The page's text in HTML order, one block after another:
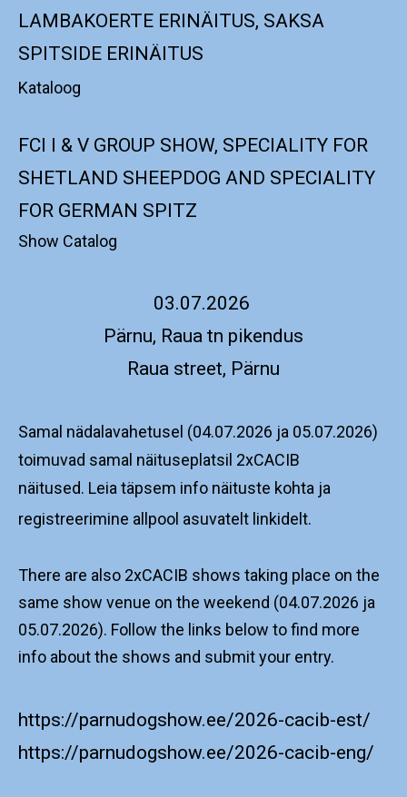
LAMBAKOERTE ERINÄITUS, SAKSA
SPITSIDE ERINÄITUS
Kataloog
FCI I & V GROUP SHOW, SPECIALITY FOR
SHETLAND SHEEPDOG AND SPECIALITY
FOR GERMAN SPITZ
Show Catalog
03.07.2026
Pärnu, Raua tn pikendus
Raua street, Pärnu
Samal nädalavahetusel (04.07.2026 ja 05.07.2026)
toimuvad samal näituseplatsil 2xCACIB
näitused. Leia täpsem info näituste kohta ja
registreerimine allpool asuvatelt linkidelt.
There are also 2xCACIB shows taking place on the
same show venue on the weekend (04.07.2026 ja
05.07.2026). Follow the links below to find more
info about the shows and submit your entry.
https://parnudogshow.ee/2026-cacib-est/
https://parnudogshow.ee/2026-cacib-eng/